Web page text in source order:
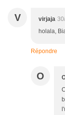
V virjaja
holala,
Répondre
O